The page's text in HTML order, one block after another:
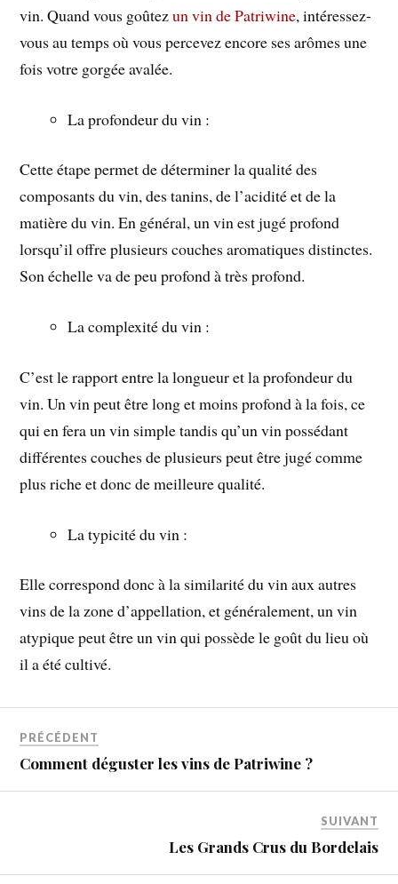
vin. Quand vous goûtezun vin de Patriwine, intéressez-
vous au temps où vous percevez encore ses arômes une
fois votre gorgée avalée.
La profondeur du vin :
Cette étape permet de déterminer la qualité des
composants du vin, des tanins, de l’acidité et de la
matière du vin. En général, un vin est jugé profond
lorsqu’il offre plusieurs couches aromatiques distinctes.
Son échelle va de peu profond à très profond.
La complexité du vin :
C’est le rapport entre la longueur et la profondeur du
vin. Un vin peut être long et moins profond à la fois, ce
qui en fera un vin simple tandis qu’un vin possédant
différentes couches de plusieurs peut être jugé comme
plus riche et donc de meilleure qualité.
La typicité du vin :
Elle correspond donc à la similarité du vin aux autres
vins de la zone d’appellation, et généralement, un vin
atypique peut être un vin qui possède le goût du lieu où
il a été cultivé.
PRÉCÉDENT
Comment déguster les vins de Patriwine ?
SUIVANT
Les Grands Crus du Bordelais